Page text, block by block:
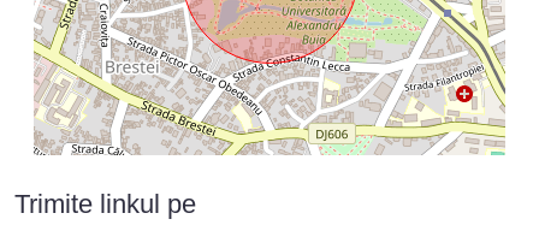
Trimite linkul pe